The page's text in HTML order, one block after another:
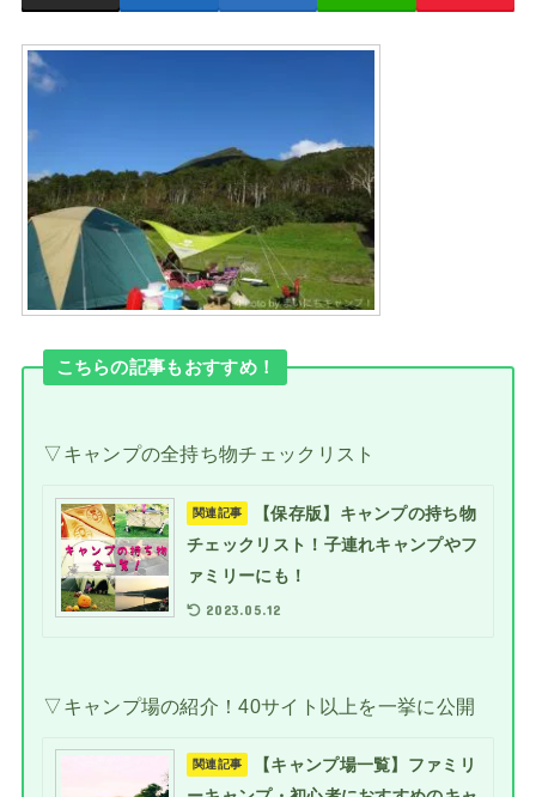
こちらの記事もおすすめ！
▽キャンプの全持ち物チェックリスト
関連記事
【保存版】キャンプの持ち物
チェックリスト！子連れキャンプやフ
ァミリーにも！
2023.05.12
▽キャンプ場の紹介！40サイト以上を一挙に公開
関連記事
【キャンプ場一覧】ファミリ